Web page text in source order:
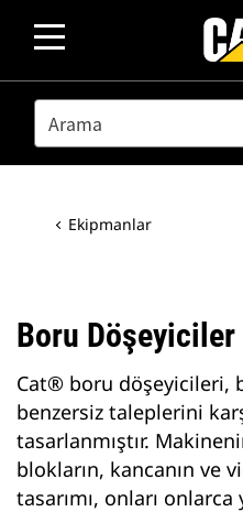
SEARCH
Ekipmanlar
Boru Döşeyiciler
Cat® boru döşeyicileri,
benzersiz taleplerini
tasarlanmıştır.
blokların, kancanın ve
tasarımı, onları